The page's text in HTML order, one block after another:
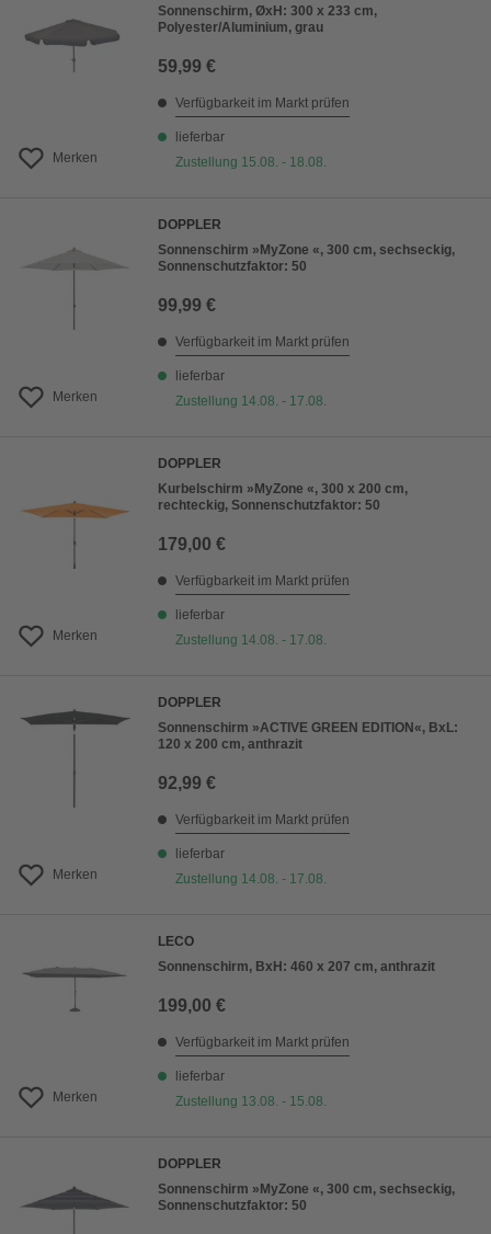
Merken
Sonnenschirm, ØxH: 300 x 233 cm,
Polyester/Aluminium, grau
59,99 €
Verfügbarkeit im Markt prüfen
lieferbar
Zustellung 15.08. - 18.08.
Merken
DOPPLER
Sonnenschirm »MyZone «, 300 cm, sechseckig,
Sonnenschutzfaktor: 50
99,99 €
Verfügbarkeit im Markt prüfen
lieferbar
Zustellung 14.08. - 17.08.
Merken
DOPPLER
Kurbelschirm »MyZone «, 300 x 200 cm,
rechteckig, Sonnenschutzfaktor: 50
179,00 €
Verfügbarkeit im Markt prüfen
lieferbar
Zustellung 14.08. - 17.08.
Merken
DOPPLER
Sonnenschirm »ACTIVE GREEN EDITION«, BxL:
120 x 200 cm, anthrazit
92,99 €
Verfügbarkeit im Markt prüfen
lieferbar
Zustellung 14.08. - 17.08.
Merken
LECO
Sonnenschirm, BxH: 460 x 207 cm, anthrazit
199,00 €
Verfügbarkeit im Markt prüfen
lieferbar
Zustellung 13.08. - 15.08.
DOPPLER
Sonnenschirm »MyZone «, 300 cm, sechseckig,
Sonnenschutzfaktor: 50